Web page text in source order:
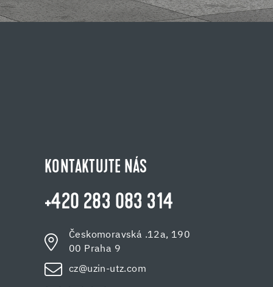
KONTAKTUJTE NÁS
+420 283 083 314
Českomoravská .12a, 190
00 Praha 9
cz@uzin-utz.com